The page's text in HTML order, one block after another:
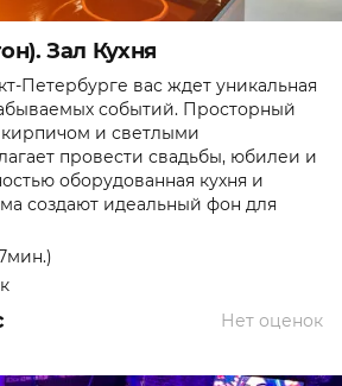
Зал Кухня
Петербурге вас ждет уникальная
событий. Просторный
и светлыми
провести свадьбы, юбилеи и
оборудованная кухня и
создают идеальный фон для
Нет оценок